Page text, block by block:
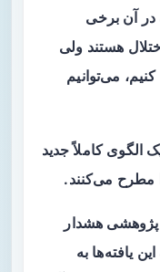
در آن برخی
هستند ولی
می‌توانیم
الگوی کاملاً جدید
مطرح می‌کنند.
پژوهشی هشدار
یافته‌ها به